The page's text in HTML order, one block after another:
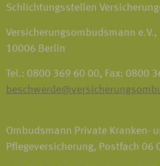
Schlichtungsstellen
Versicherungsombudsmann
10006 Berlin
Tel.: 0800 369 60 00, Fax: 0800
Ombudsmann Private Kranken-
Pflegeversicherung, Postfach 06